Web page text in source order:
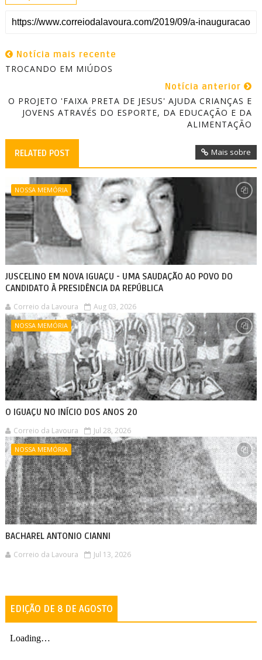
Notícia mais recente
TROCANDO EM MIÚDOS
Notícia anterior
O PROJETO 'FAIXA PRETA DE JESUS' AJUDA CRIANÇAS E
JOVENS ATRAVÉS DO ESPORTE, DA EDUCAÇÃO E DA
ALIMENTAÇÃO
RELATED POST Mais sobre
NOSSA MEMÓRIA
JUSCELINO EM NOVA IGUAÇU - UMA SAUDAÇÃO AO POVO DO
CANDIDATO À PRESIDÊNCIA DA REPÚBLICA
Correio da Lavoura Aug 03, 2026
NOSSA MEMÓRIA
O IGUAÇU NO INÍCIO DOS ANOS 20
Correio da Lavoura Jul 28, 2026
NOSSA MEMÓRIA
BACHAREL ANTONIO CIANNI
Correio da Lavoura Jul 13, 2026
EDIÇÃO DE 8 DE AGOSTO